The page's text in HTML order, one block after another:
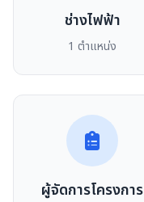
ช่างไฟฟ้า
1 ตำแหน่ง
ผู้จัดการโครงการ